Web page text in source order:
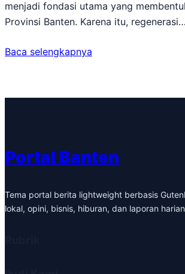
menjadi fondasi utama yang
Provinsi Banten. Karena itu, regenerasi…
Baca selengkapnya
Portal Banten
Tema portal berita lightweight berbasis
lokal, opini, bisnis, hiburan, dan laporan